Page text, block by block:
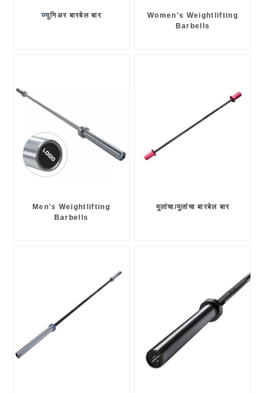
ज्युनिअर बारबेल बार
Women's Weightlifting
Barbells
Men's Weightlifting
Barbells
मुलांचा/मुलांचा बारबेल बार